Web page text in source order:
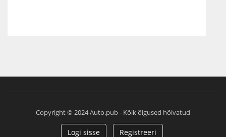
Copyright © 2024 Auto.pub - Kõik õigused hõivatud
Logi sisse Registreeri